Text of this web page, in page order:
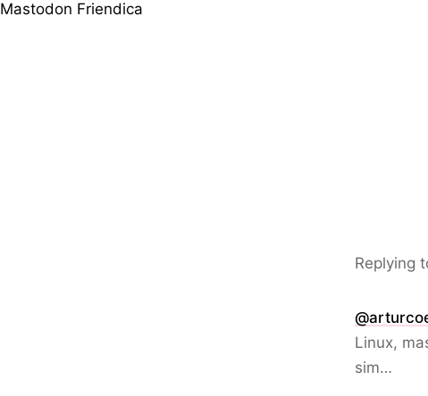
Mastodon Friendica
Replying
Linux,
sim…